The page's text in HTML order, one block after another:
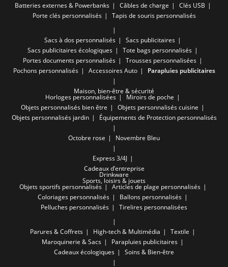
Batteries externes & Powerbanks
Câbles de charge
Clés USB
Porte clés personnalisés
Tapis de souris personnalisés
Sacs à dos personnalisés
Sacs publicitaires
Sacs publicitaires écologiques
Tote bags personnalisés
Portes documents personnalisés
Trousses personnalisées
Pochons personnalisés
Accessoires Auto Parapluies publicitaires
Maison, bien-être & sécurité
Horloges personnalisées
Miroirs de poche
Objets personnalisés bien être
Objets personnalisés cuisine
Objets personnalisés jardin
Équipements de Protection personnalisés
Octobre rose Novembre Bleu
Express 3/4J
Cadeaux d’entreprise
Drinkware
Sports, loisirs & jouets
Objets sportifs personnalisés
Articles de plage personnalisés
Coloriages personnalisés
Ballons personnalisés
Pelluches personnalisés
Tirelires personnalisées
Parures & Coffrets High-tech & Multimédia
Textile
Maroquinerie & Sacs
Parapluies publicitaires
Cadeaux écologiques
Soins & Bien-être